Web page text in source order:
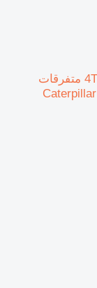
CLAMP PLATE لكل: كاتربيلر 3116 4TF62166 متفرقات